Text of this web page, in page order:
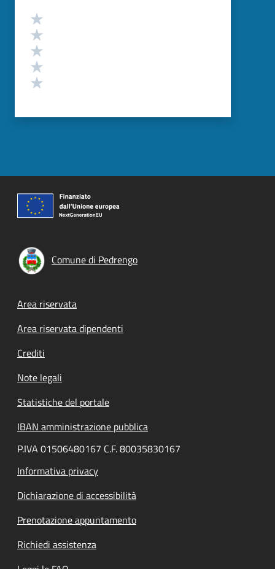
Valutazione
Comune di Pedrengo
Footer menu
Area riservata
Area riservata dipendenti
Crediti
Note legali
Statistiche del portale
IBAN amministrazione pubblica
P.IVA 01506480167 C.F. 80035830167
Informativa privacy
Dichiarazione di accessibilità
Prenotazione appuntamento
Richiedi assistenza